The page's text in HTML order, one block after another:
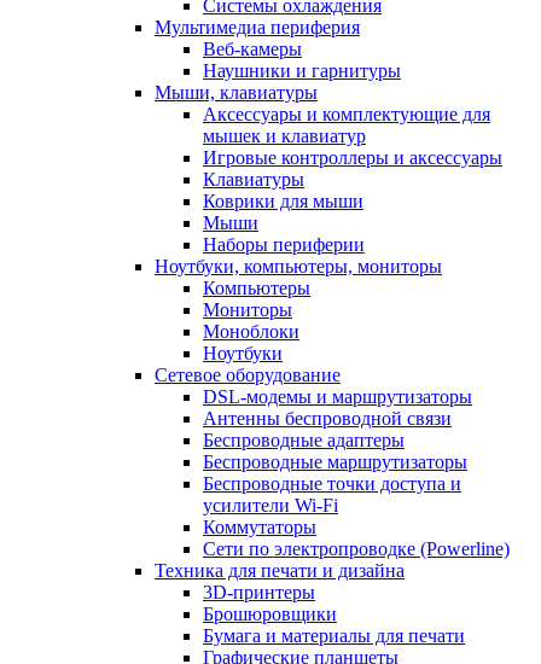
Системы охлаждения
Мультимедиа периферия
Веб-камеры
Наушники и гарнитуры
Мыши, клавиатуры
Аксессуары и комплектующие для
мышек и клавиатур
Игровые контроллеры и аксессуары
Клавиатуры
Коврики для мыши
Мыши
Наборы периферии
Ноутбуки, компьютеры, мониторы
Компьютеры
Мониторы
Моноблоки
Ноутбуки
Сетевое оборудование
DSL-модемы и маршрутизаторы
Антенны беспроводной связи
Беспроводные адаптеры
Беспроводные маршрутизаторы
Беспроводные точки доступа и
усилители Wi-Fi
Коммутаторы
Сети по электропроводке (Powerline)
Техника для печати и дизайна
3D-принтеры
Брошюровщики
Бумага и материалы для печати
Графические планшеты